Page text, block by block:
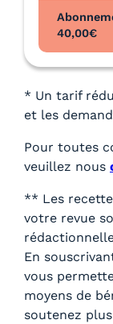
40,00€
* Un tarif
et les
Pour toutes
veuillez nous
** Les
votre revue
En
vous
moyens de
soutenez